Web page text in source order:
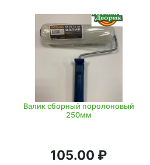
Валик сборный поролоновый
250мм
105.00 ₽